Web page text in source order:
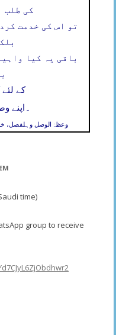
کی طلب
تو اس کی خدمت
باقی یہ کیا
کے
اپنے ۔
وعظ: الوصل وہلفصل، خطبات
time)
group to receive